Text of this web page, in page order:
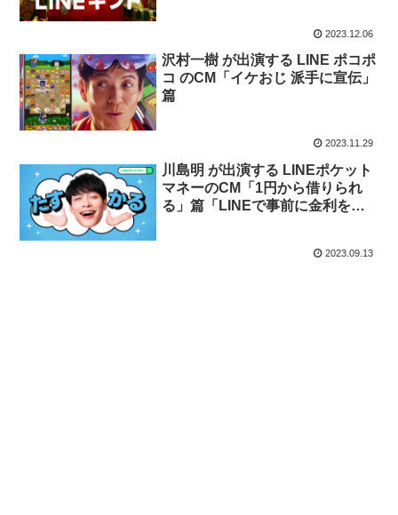
「欲しいものをアピールできる」
篇
2023.12.06
沢村一樹 が出演する LINE ポコポ
コ のCM「イケおじ 派手に宣伝」
篇
2023.11.29
川島明 が出演する LINEポケット
マネーのCM「1円から借りられ
る」篇「LINEで事前に金利をチ
2023.09.13